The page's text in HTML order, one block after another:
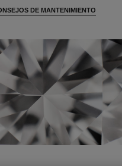
DE MANTENIMIENTO